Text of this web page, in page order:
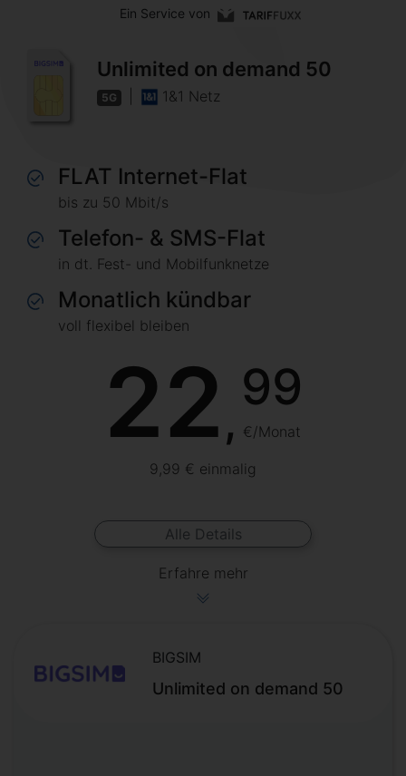
Ein Service von
Unlimited on demand 50
5G 1&1 Netz
FLAT Internet-Flat
bis zu 50 Mbit/s
Telefon- & SMS-Flat
in dt. Fest- und Mobilfunknetze
Monatlich kündbar
voll flexibel bleiben
22,
99
€/Monat
9,99 € einmalig
Alle Details
Erfahre mehr
BIGSIM
Unlimited on demand 50